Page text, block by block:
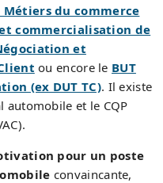
Métiers du commerce
et commercialisation de
et
ou encore le BUT
(ex DUT TC). Il existe
automobile et le CQP
pour un poste
convaincante,